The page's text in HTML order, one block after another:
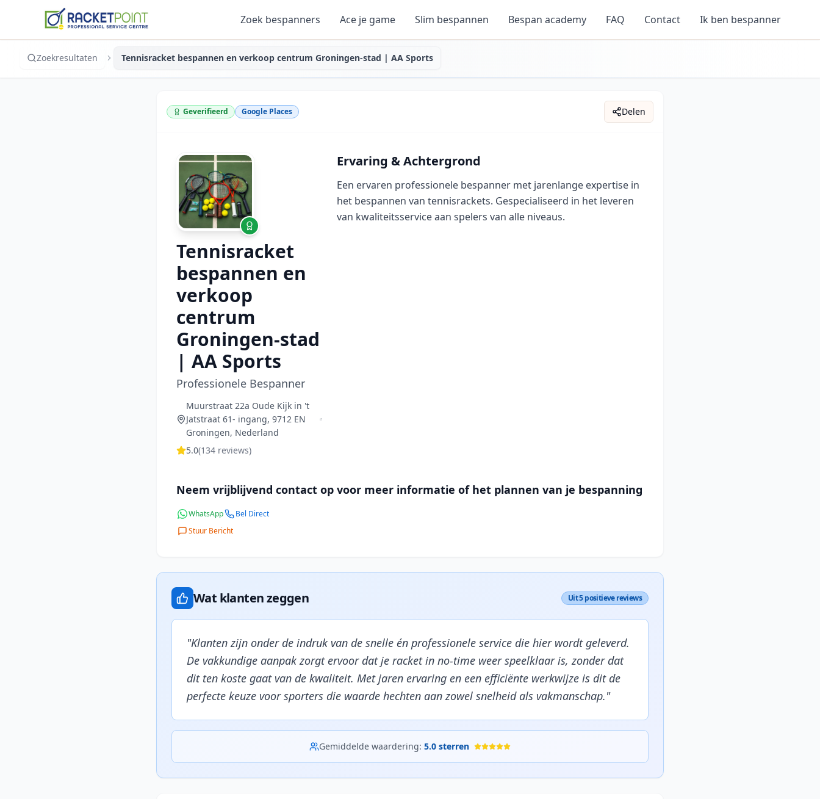
Zoek bespanners Ace je game Slim bespannen Bespan academy FAQ Contact Ik ben bespanner
Zoekresultaten Tennisracket bespannen en verkoop centrum Groningen-stad | AA Sports
Geverifieerd Google Places Delen
Tennisracket
bespannen en
verkoop
centrum
Groningen-stad
| AA Sports
Professionele Bespanner
Muurstraat 22a Oude Kijk in 't
Jatstraat 61- ingang, 9712 EN
Groningen, Nederland
5.0(134 reviews)
Ervaring & Achtergrond
Een ervaren professionele bespanner met jarenlange expertise in
het bespannen van tennisrackets. Gespecialiseerd in het leveren
van kwaliteitsservice aan spelers van alle niveaus.
Neem vrijblijvend contact op voor meer informatie of het plannen van je bespanning
WhatsApp
Bel Direct
Stuur Bericht
Wat klanten zeggen Uit 5 positieve reviews
"Klanten zijn onder de indruk van de snelle én professionele service die hier wordt geleverd.
De vakkundige aanpak zorgt ervoor dat je racket in no-time weer speelklaar is, zonder dat
dit ten koste gaat van de kwaliteit. Met jaren ervaring en een efficiënte werkwijze is dit de
perfecte keuze voor sporters die waarde hechten aan zowel snelheid als vakmanschap."
Gemiddelde waardering: 5.0 sterren